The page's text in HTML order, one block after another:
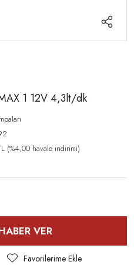
1 12V 4,3lt/dk
(%4,00 havale indirimi)
VER